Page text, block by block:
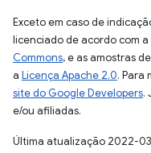
Exceto em caso de
licenciado de acordo com a
Commons, e as amostras
a Licença Apache 2.0. Para
site do Google Developers.
e/ou afiliadas.
Última atualização 2022-